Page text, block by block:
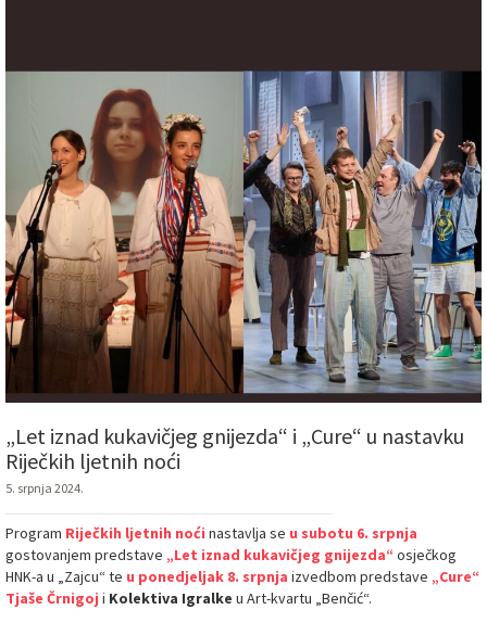
„Let iznad kukavičjeg gnijezda“ i „Cure“ u nastavku
Riječkih ljetnih noći
5. srpnja 2024.
Program Riječkih ljetnih noći nastavlja se u subotu 6. srpnja
gostovanjem predstave „Let iznad kukavičjeg gnijezda“ osječkog
HNK-a u „Zajcu“ te u ponedjeljak 8. srpnja izvedbom predstave „Cure“
Tjaše Črnigoj i Kolektiva Igralke u Art-kvartu „Benčić“.